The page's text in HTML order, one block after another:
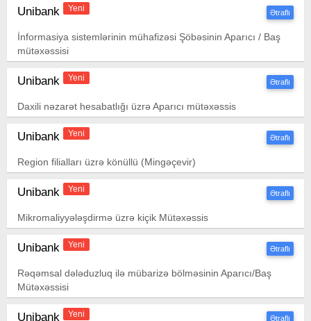
Unibank Yeni Ətraflı
İnformasiya sistemlərinin mühafizəsi Şöbəsinin Aparıcı / Baş
mütəxəssisi
Unibank Yeni Ətraflı
Daxili nəzarət hesabatlığı üzrə Aparıcı mütəxəssis
Unibank Yeni Ətraflı
Region filialları üzrə könüllü (Mingəçevir)
Unibank Yeni Ətraflı
Mikromaliyyələşdirmə üzrə kiçik Mütəxəssis
Unibank Yeni Ətraflı
Rəqəmsal dələduzluq ilə mübarizə bölməsinin Aparıcı/Baş
Mütəxəssisi
Unibank Yeni Ətraflı